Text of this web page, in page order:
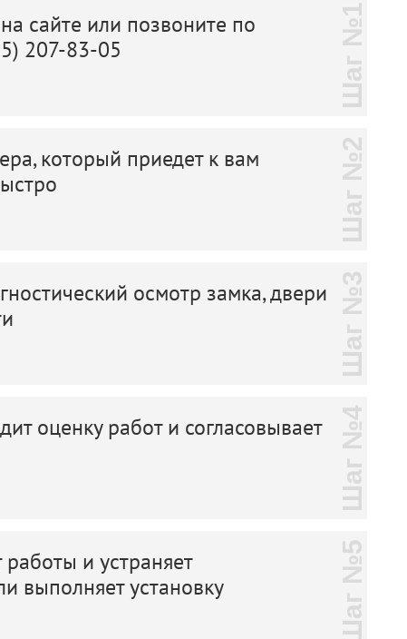
сайте или позвоните по
207-83-05 Шаг №1
который приедет к вам
Шаг №2
осмотр замка, двери Шаг №3
оценку работ и согласовывает
Шаг №4
и устраняет
выполняет установку
Шаг №5